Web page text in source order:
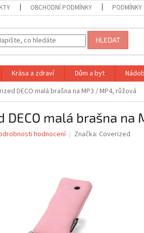
OBCHODNÍ PODMÍNKY PODMÍNKY
HLEDAT
Krása a zdraví Dům a byt
DECO malá brašna na MP3 / MP4, růžová
DECO malá brašna na
hodnocení Značka: Coverized